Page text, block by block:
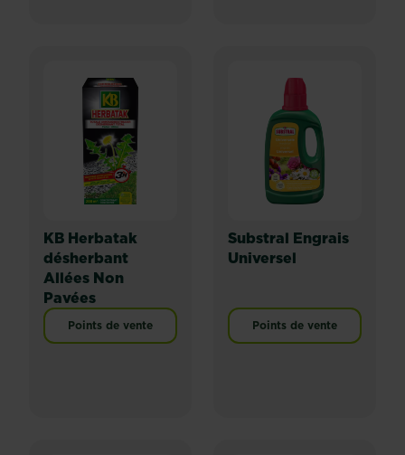
KB Herbatak
désherbant
Allées Non
Pavées
Points de vente
Substral Engrais
Universel
Points de vente